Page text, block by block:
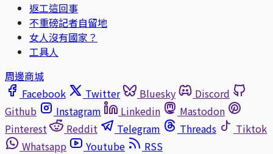
返工這回事
不重磅記者自留地
女人沒有國家？
工具人
周邊商城
Facebook
Twitter Bluesky
Discord
Github
Instagram Linkedin
Mastodon
Pinterest
Reddit Telegram Threads
Tiktok
Whatsapp
Youtube
RSS